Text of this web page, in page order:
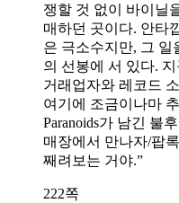
쟁할 것 없이 바이닐
매하던 곳이다. 안타
은 극소수지만, 그 일
의 선봉에 서 있다.
거래업자와 레코드
여기에 조금이나마
Paranoids가 남긴 불
매장에서 만나자/팝
째려보는 거야.”
222쪽